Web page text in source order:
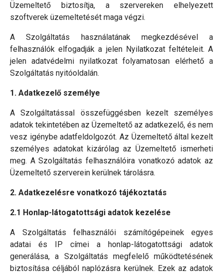
Üzemeltető biztosítja, a szervereken elhelyezett
szoftverek üzemeltetését maga végzi.
A Szolgáltatás használatának megkezdésével a
felhasználók elfogadják a jelen Nyilatkozat feltételeit. A
jelen adatvédelmi nyilatkozat folyamatosan elérhető a
Szolgáltatás nyitóoldalán.
1. Adatkezelő személye
A Szolgáltatással összefüggésben kezelt személyes
adatok tekintetében az Üzemeltető az adatkezelő, és nem
vesz igénybe adatfeldolgozót. Az Üzemeltető által kezelt
személyes adatokat kizárólag az Üzemeltető ismerheti
meg. A Szolgáltatás felhasználóira vonatkozó adatok az
Üzemeltető szerverein kerülnek tárolásra.
2. Adatkezelésre vonatkozó tájékoztatás
2.1 Honlap-látogatottsági adatok kezelése
A Szolgáltatás felhasználói számítógépeinek egyes
adatai és IP címei a honlap-látogatottsági adatok
generálása, a Szolgáltatás megfelelő működtetésének
biztosítása céljából naplózásra kerülnek. Ezek az adatok